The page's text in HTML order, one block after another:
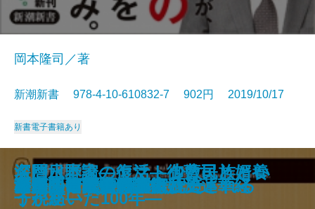
検閲官―発見されたGHQ名簿―
いじめとひきこもりの人類史
天才 富永仲基―独創の町人学者―
日本人はなぜ自虐的になったのか
―占領とWGIP―
歴史の教訓―「失敗の本質」と国
家戦略―
昭和史の本質―良心と偽善のあい
だ―
「関ヶ原」の決算書
日中戦後外交秘史―1954年の奇跡
―
興行師列伝―愛と裏切りの近代芸
能史―
君主号の世界史
岡本隆司／著
新潮新書 978-4-10-610832-7 902円 2019/10/17
新書電子書籍あり
女系図でみる日本争乱史
深層日本論―ヤマト少数民族とい
う視座―
南無阿弥陀仏と南無妙法蓮華経
決定版 日中戦争
墓が語る江戸の真実
素顔の西郷隆盛
名門水野家の復活―御曹司と婿養
子が紡いだ100年―
こうして歴史問題は捏造される
日本の暗黒事件
秘伝・日本史解読術